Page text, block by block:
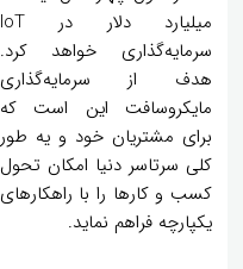
میلیارد دلار در IoT
سرمایه‌گذاری خواهد کرد.
هدف از سرمایه‌گذاری
مایکروسافت این است که
برای مشتریان خود و یه طور
کلی سرتاسر دنیا امکان تحول
کسب و کارها را با راهکارهای
یکپارچه فراهم نماید.